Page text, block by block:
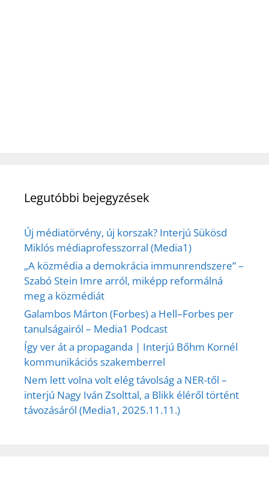
Legutóbbi bejegyzések
Új médiatörvény, új korszak? Interjú Sükösd
Miklós médiaprofesszorral (Media1)
„A közmédia a demokrácia immunrendszere” –
Szabó Stein Imre arról, miképp reformálná
meg a közmédiát
Galambos Márton (Forbes) a Hell–Forbes per
tanulságairól – Media1 Podcast
Így ver át a propaganda | Interjú Bőhm Kornél
kommunikációs szakemberrel
Nem lett volna volt elég távolság a NER-től –
interjú Nagy Iván Zsolttal, a Blikk éléről történt
távozásáról (Media1, 2025.11.11.)